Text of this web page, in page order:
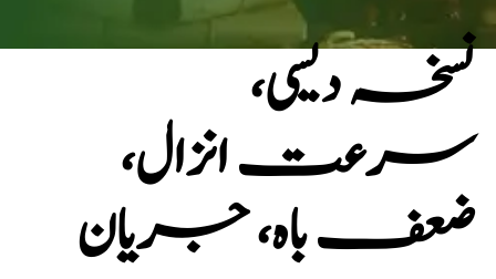
نسخہ دیسی،
سرعت انزال،
ضعف باہ، جریان